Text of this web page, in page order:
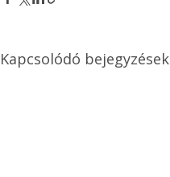
Kapcsolódó bejegyzések